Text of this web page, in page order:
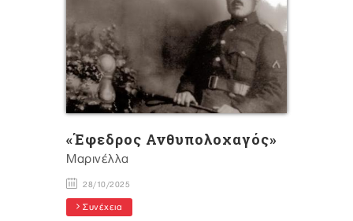
«Έφεδρος Ανθυπολοχαγός»
Μαρινέλλα
28/10/2025
Συνέχεια